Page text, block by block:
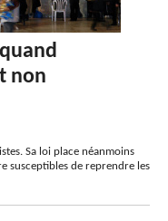
non
Sa loi place néanmoins
susceptibles de reprendre les